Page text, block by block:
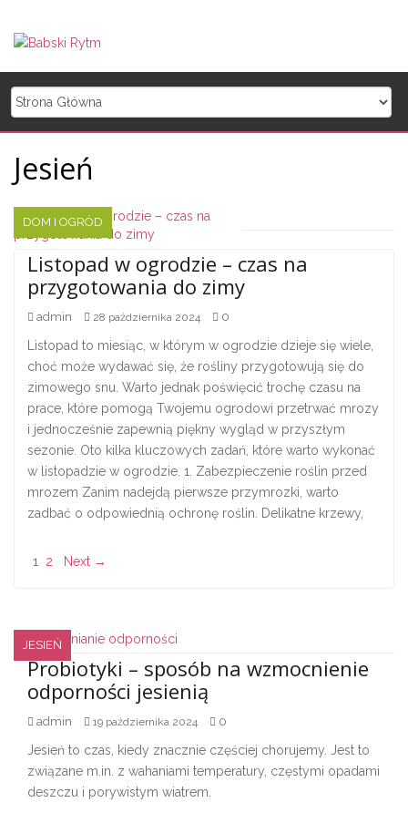
Jesień
DOM I OGRÓD
Listopad w ogrodzie – czas na
przygotowania do zimy
admin 28 października 2024 0
Listopad to miesiąc, w którym w ogrodzie dzieje się wiele,
choć może wydawać się, że rośliny przygotowują się do
zimowego snu. Warto jednak poświęcić trochę czasu na
prace, które pomogą Twojemu ogrodowi przetrwać mrozy
i jednocześnie zapewnią piękny wygląd w przyszłym
sezonie. Oto kilka kluczowych zadań, które warto wykonać
w listopadzie w ogrodzie. 1. Zabezpieczenie roślin przed
mrozem Zanim nadejdą pierwsze przymrozki, warto
zadbać o odpowiednią ochronę roślin. Delikatne krzewy,
Nawigacja po wpisach
1 2 Next →
JESIEŃ
Probiotyki – sposób na wzmocnienie
odporności jesienią
admin 19 października 2024 0
Jesień to czas, kiedy znacznie częściej chorujemy. Jest to
związane m.in. z wahaniami temperatury, częstymi opadami
deszczu i porywistym wiatrem.